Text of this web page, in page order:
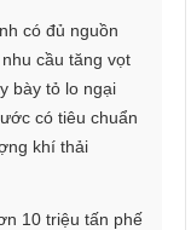
có đủ nguồn
cầu tăng vọt
bày tỏ lo ngại
có tiêu chuẩn
khí thải
10 triệu tấn phế